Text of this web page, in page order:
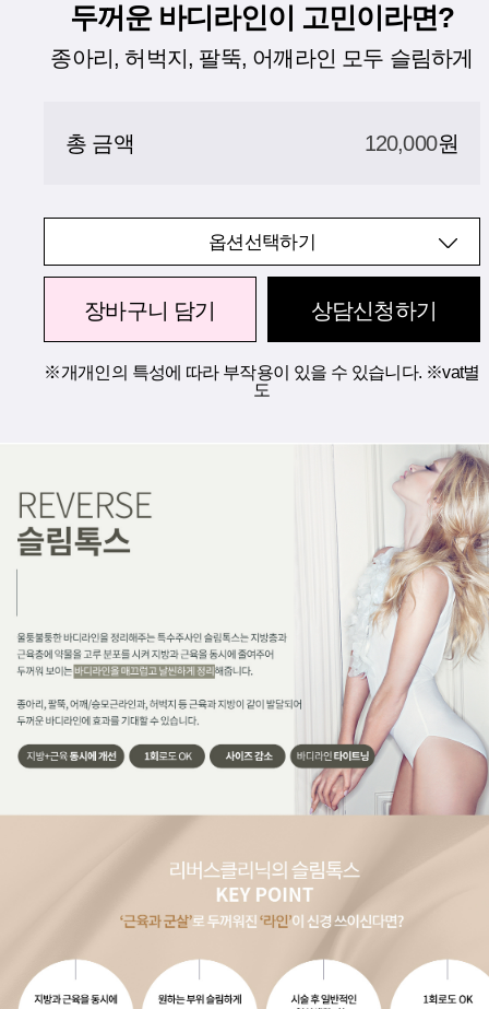
두꺼운 바디라인이 고민이라면?
종아리, 허벅지, 팔뚝, 어깨라인 모두 슬림하게
총 금액 120,000원
옵션선택하기
장바구니 담기 상담신청하기
※개개인의 특성에 따라 부작용이 있을 수 있습니다. ※vat별
도